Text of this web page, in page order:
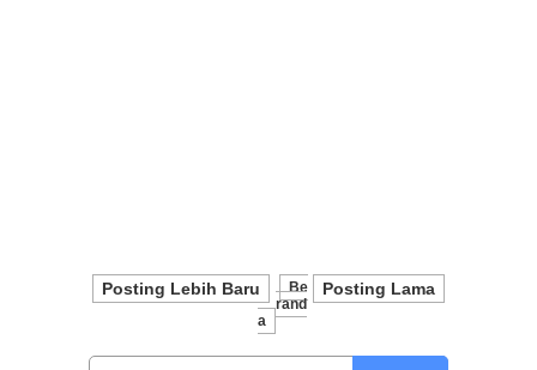
Posting Lebih Baru Posting Lama
Be
Rand
A